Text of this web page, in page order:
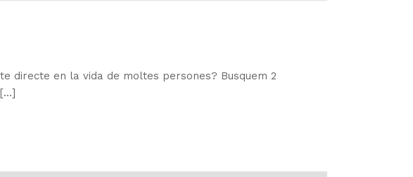
directe en la vida de moltes persones? Busquem 2